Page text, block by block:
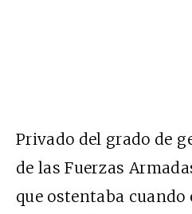
Privado del grado de
de las Fuerzas
que ostentaba cuando